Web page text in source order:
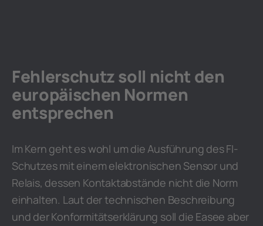
Fehlerschutz soll nicht den
europäischen Normen
entsprechen
Im Kern geht es wohl um die Ausführung des FI-
Schutzes mit einem elektronischen Sensor und
Relais, dessen Kontaktabstände nicht die Norm
einhalten. Laut der technischen Beschreibung
und der Konformitätserklärung soll die Easee aber